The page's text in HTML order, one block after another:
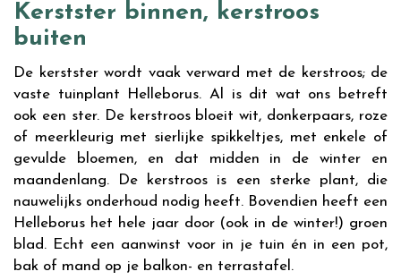
Kerstster binnen, kerstroos
buiten
De kerstster wordt vaak verward met de kerstroos; de
vaste tuinplant Helleborus. Al is dit wat ons betreft
ook een ster. De kerstroos bloeit wit, donkerpaars, roze
of meerkleurig met sierlijke spikkeltjes, met enkele of
gevulde bloemen, en dat midden in de winter en
maandenlang. De kerstroos is een sterke plant, die
nauwelijks onderhoud nodig heeft. Bovendien heeft een
Helleborus het hele jaar door (ook in de winter!) groen
blad. Echt een aanwinst voor in je tuin én in een pot,
bak of mand op je balkon- en terrastafel.